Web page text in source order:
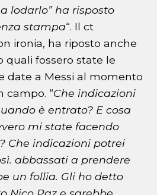
lodarlo” ha risposto
stampa“. Il ct
ironia, ha riposto anche
quali fossero state le
date a Messi al momento
campo. “Che indicazioni
è entrato? E cosa
mi state facendo
Che indicazioni potrei
abbassati a prendere
un follia. Gli ho detto